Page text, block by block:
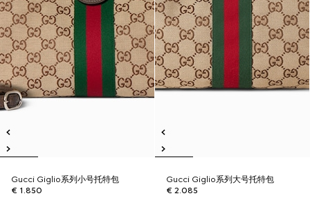
Gucci Giglio系列小号托特包
€ 1.850
Gucci Giglio系列大号托特包
€ 2.085